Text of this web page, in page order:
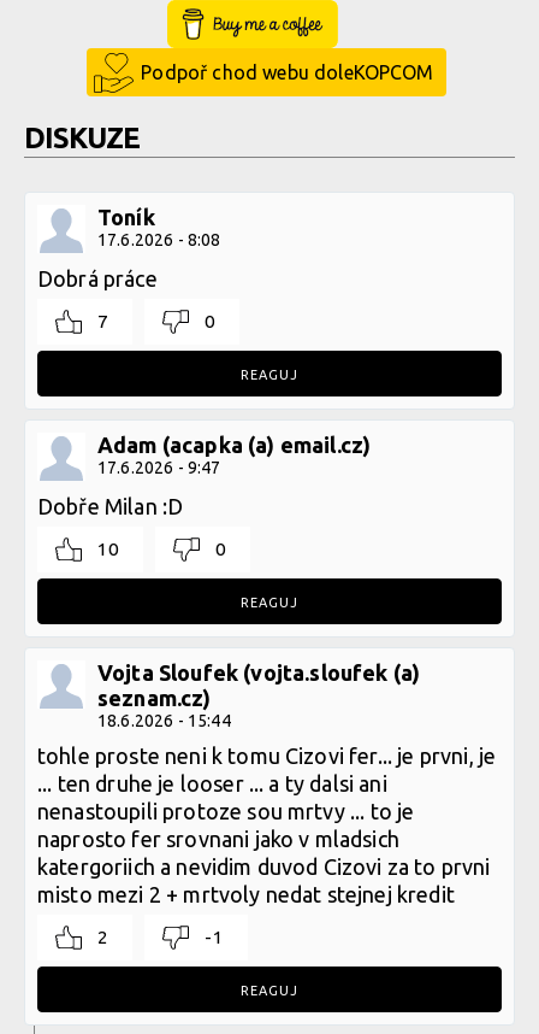
Textem i obrazem: Vojta Hanák přiblíží Světový pohár
v rakouském Leogangu
Textem i obrazem: Vojta Hanák přiblíží Světový pohár
v rakouském Leogangu
Textem i obrazem: Vojta Hanák přiblíží Světový pohár
Textem i obrazem: Vojta Hanák přiblíží Světový pohár
v rakouském Leogangu
Textem i obrazem: Vojta Hanák přiblíží Světový pohár
v rakouském Leogangu
Buy Me a Coffee
Podpoř chod webu doleKOPCOM
DISKUZE
Toník
17.6.2026 - 8:08
Dobrá práce
7 0
REAGUJ
Adam (acapka (a) email.cz)
17.6.2026 - 9:47
Dobře Milan :D
10 0
REAGUJ
Vojta Sloufek (vojta.sloufek (a)
seznam.cz)
18.6.2026 - 15:44
tohle proste neni k tomu Cizovi fer... je prvni, je
... ten druhe je looser ... a ty dalsi ani
nenastoupili protoze sou mrtvy ... to je
naprosto fer srovnani jako v mladsich
katergoriich a nevidim duvod Cizovi za to prvni
misto mezi 2 + mrtvoly nedat stejnej kredit
2 -1
REAGUJ